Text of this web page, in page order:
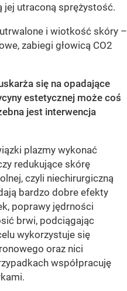
jej utraconą sprężystość.
i wiotkość skóry –
zabiegi głowicą CO2
się na opadające
estetycznej może coś
jest interwencja
plazmy wykonać
redukujące skórę
czyli niechirurgiczną
bardzo dobre efekty
poprawy jędrności
brwi, podciągając
wykorzystuje się
oraz nici
współpracuję